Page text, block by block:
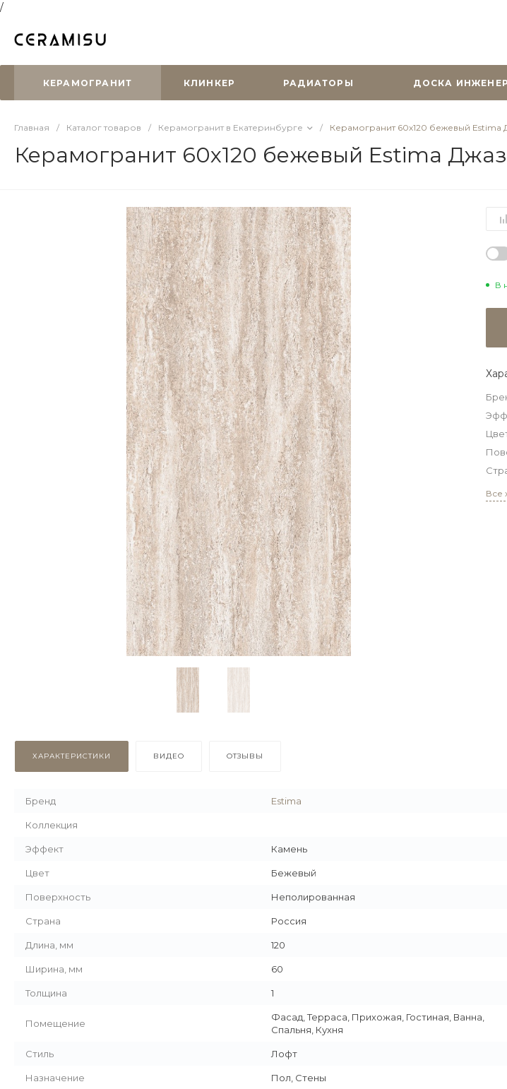
/
КЕРАМОГРАНИТ КЛИНКЕР РАДИАТОРЫ ДОСКА
Главная / Каталог товаров / Керамогранит в Екатеринбурге / Керамогранит 60х120 бежевый Estima
Керамогранит 60х120 бежевый Estima
В
Все
ХАРАКТЕРИСТИКИ ВИДЕО ОТЗЫВЫ
Бренд Estima
Коллекция
Эффект Камень
Цвет Бежевый
Поверхность Неполированная
Страна Россия
Длина, мм 120
Ширина, мм 60
Толщина 1
Помещение
Фасад, Терраса, Прихожая, Гостиная, Ванна,
Спальня, Кухня
Стиль Лофт
Назначение Пол, Стены